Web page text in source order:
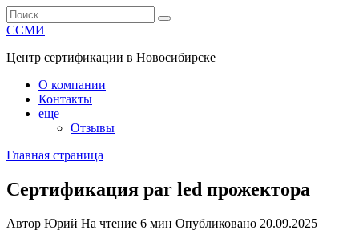
Перейти
к
Search
for:
ССМИ
Центр сертификации в Новосибирске
О компании
Контакты
еще
Отзывы
Главная страница
Сертификация par led прожектора
Автор Юрий На чтение 6 мин Опубликовано 20.09.2025